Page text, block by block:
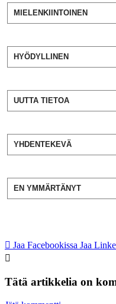
MIELENKIINTOINEN
HYÖDYLLINEN
UUTTA TIETOA
YHDENTEKEVÄ
EN YMMÄRTÄNYT
Jaa Facebookissa Jaa
Tätä artikkelia on